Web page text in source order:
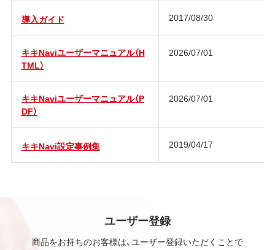
導入ガイド 2017/08/30
キキNaviユーザーマニュアル（H
TML）
2026/07/01
キキNaviユーザーマニュアル（P
DF）
2026/07/01
キキNavi設定事例集 2019/04/17
ユーザー登録
商品をお持ちのお客様は、ユーザー登録いただくことで